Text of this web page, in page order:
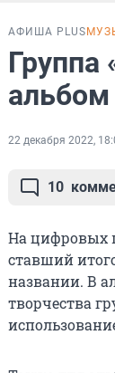
АФИША PLUS
альбом
22 декабря 2022,
10
На цифровых
ставший
названии. В
творчества